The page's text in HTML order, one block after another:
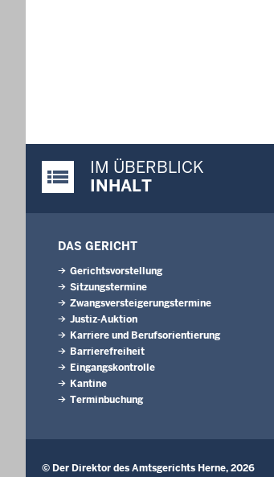
Justiz-Portal im Überblick:
IM ÜBERBLICK
INHALT
DAS GERICHT
Gerichtsvorstellung
Sitzungstermine
Zwangsversteigerungs­termine
Justiz-Auktion
Karriere und Berufsorientierung
Barrierefreiheit
Eingangskontrolle
Kantine
Terminbuchung
© Der Direktor des Amtsgerichts Herne, 2026